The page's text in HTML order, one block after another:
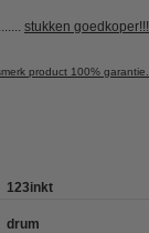
stukken goedkoper!!!
product 100% garantie.
123inkt
drum